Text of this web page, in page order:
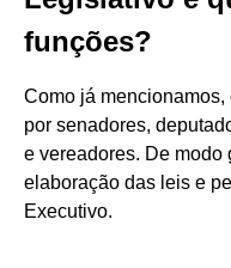
funções?
Como já
por senadores,
e vereadores. De modo
elaboração das leis e
Executivo.